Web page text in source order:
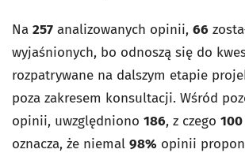
Na 257 analizowanych opinii, 66
wyjaśnionych, bo odnoszą się do
rozpatrywane na dalszym etapie
poza zakresem konsultacji. Wśród
opinii, uwzględniono 186, z czego 100
oznacza, że niemal 98% opinii